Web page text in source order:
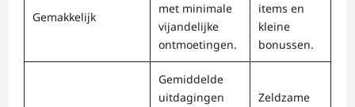
Gemakkelijk
met minimale
vijandelijke
ontmoetingen.
items en
kleine
bonussen.
Gemiddelde
uitdagingen
Zeldzame